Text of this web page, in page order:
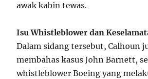
awak kabin tewas.
Isu Whistleblower dan
Dalam sidang tersebut, Calhoun
membahas kasus John Barnett,
whistleblower Boeing yang